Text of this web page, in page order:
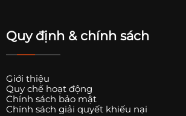
Quy định & chính sách
Giới thiệu
Quy chế hoạt động
Chính sách bảo mật
Chính sách giải quyết khiếu nại